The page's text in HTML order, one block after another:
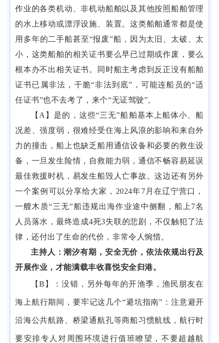
作业的各类机动、非机动船舶以及其他按照船舶管理
的水上移动或漂浮设施、装置。这类船舶通常都是使
用多年的二手船甚至“报废”船，因为太旧、太破、太
小，这类船舶的相关证书要么早已过期或作废，要么
根本办不出相关证书。同时船主考虑到反正没有船舶
证书已属非法，干脆“非法到底”，可能连船员的“适
任证书”也不去考了，来个“无证驾驶”。
【 A】是的，这些“三无”船舶基本上船体小、船
况差、强度弱，很难经受住海上风浪的影响和来自外
力的撞击，船上也缺乏船用通信设备和必要的救生设
备，一旦发生险情，自救能力弱，通信不畅容易延误
最佳救援时机，易发生船毁人亡事故。这边还有另外
一个案例可以分享给大家，2024年7月在辽宁营口，
一艘木质“三无”船违规出海作业途中侧翻，船上7名
人员落水，最终造成4死3失联的悲剧，不仅触犯了法
律，还付出了生命的代价，非常令人惋惜。
主持人：潮汐有期，安全无价，依法依规出行及
开展作业，才能满载丰收喜悦安全归港。
【B】 ：没错，另外每年的开渔季，渔民朋友在
海上航行期间，要牢记这几个“避坑指南”：注意避开
沿海公共航路、桥梁通航孔等商船习惯航线，航行时
要安排专人对周围环境进行值班瞭望，不要超越航